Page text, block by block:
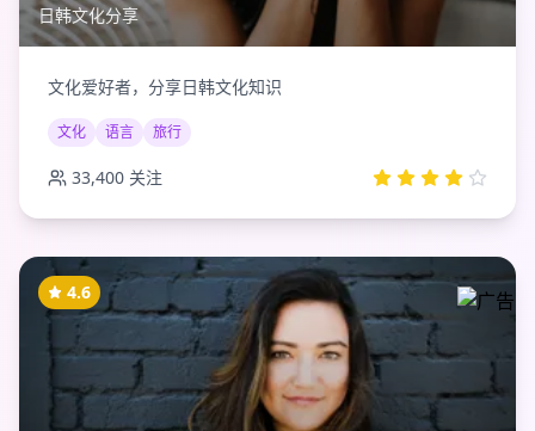
日韩文化分享
文化爱好者，分享日韩文化知识
文化 语言 旅行
33,400 关注
4.6